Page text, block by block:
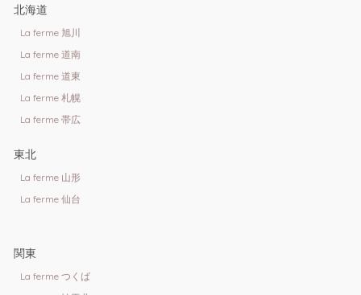
北海道
La ferme 旭川
La ferme 道南
La ferme 道東
La ferme 札幌
La ferme 帯広
東北
La ferme 山形
La ferme 仙台
関東
La ferme つくば